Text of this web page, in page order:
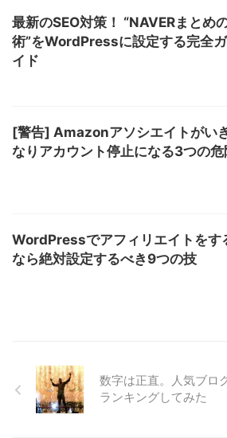
最新のSEO対策！ “NAVERまとめ
術”をWordPressに設定する完全ガ
イド
[警告] Amazonアソシエイトがい
なりアカウント停止になる3つの危
WordPressでアフィリエイトをす
なら絶対設定するべき9つの技
数字は正直。人気ブロ
ランキングしてみた